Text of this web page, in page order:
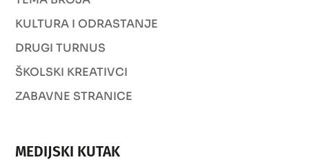
KULTURA I ODRASTANJE
DRUGI TURNUS
ŠKOLSKI KREATIVCI
ZABAVNE STRANICE
MEDIJSKI KUTAK